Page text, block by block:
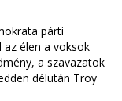
párti
az élen a voksok
a szavazatok
délután Troy